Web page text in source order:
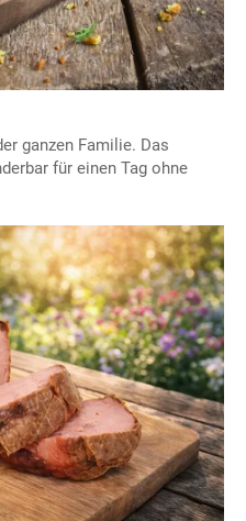
ganzen Familie. Das
für einen Tag ohne